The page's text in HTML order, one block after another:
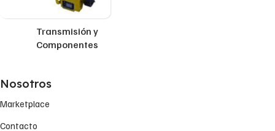
Transmisión y
Componentes
Nosotros
Marketplace
Contacto